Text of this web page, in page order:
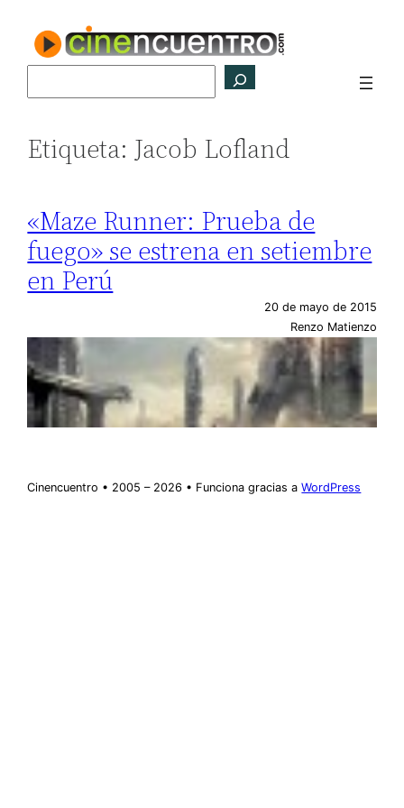
contenido
Etiqueta: Jacob Lofland
«Maze Runner: Prueba de
fuego» se estrena en setiembre
en Perú
20 de mayo de 2015
Renzo Matienzo
Cinencuentro • 2005 – 2026 • Funciona gracias aWordPress